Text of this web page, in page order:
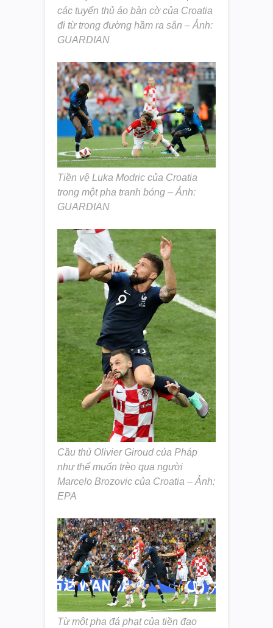
các tuyển thủ áo bàn cờ của Croatia
đi từ trong đường hầm ra sân – Ảnh:
GUARDIAN
Tiền vệ Luka Modric của Croatia
trong một pha tranh bóng – Ảnh:
GUARDIAN
Cầu thủ Olivier Giroud của Pháp
như thể muốn trèo qua người
Marcelo Brozovic của Croatia – Ảnh:
EPA
Từ một pha đá phạt của tiền đạo